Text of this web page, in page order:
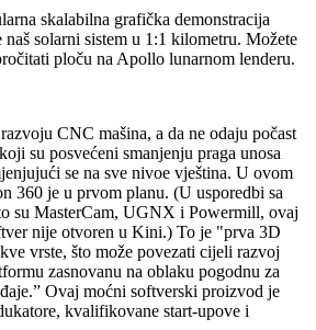
skalabilna grafička demonstracija
solarni sistem u 1:1 kilometru. Možete
ploču na Apollo lunarnom lenderu.
CNC mašina, a da ne odaju počast
su posvećeni smanjenju praga unosa
se na sve nivoe vještina. U ovom
360 je u prvom planu. (U usporedbi sa
su MasterCam, UGNX i Powermill, ovaj
nije otvoren u Kini.) To je "prva 3D
vrste, što može povezati cijeli razvoj
zasnovanu na oblaku pogodnu za
Ovaj moćni softverski proizvod je
kvalifikovane start-upove i